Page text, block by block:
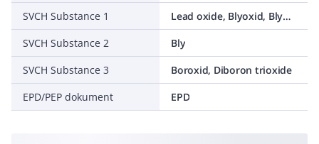
SVCH Substance 1
Lead oxide, Blyoxid, Blymonoxid, C.I. Pigment Yellow 46 , C.I. 77577, Litharge, Lead(II) oxide
SVCH Substance 2
Bly
SVCH Substance 3
Boroxid, Diboron trioxide
EPD/PEP dokument
EPD